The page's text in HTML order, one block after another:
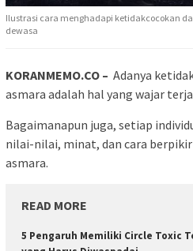
Ilustrasi cara menghadapi ketidakcocokan
dewasa
KORANMEMO.CO – Adanya
asmara adalah hal yang wajar
Bagaimanapun juga, setiap
nilai-nilai, minat, dan cara
asmara.
READ MORE
5 Pengaruh Memiliki Circle Toxic